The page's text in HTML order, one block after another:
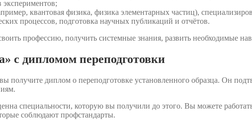
экспериментов;
квантовая физика, физика элементарных частиц),
процессов, подготовка научных публикаций и отчётов.
профессию, получить системные знания, развить необходимые
с дипломом переподготовки
получите диплом о переподготовке установленного образца. Он
специальности, которую вы получили до этого. Вы можете
соблюдают профстандарты.